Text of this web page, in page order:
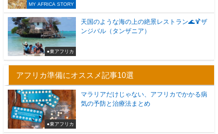
MY AFRICA STORY
●東アフリカ
天国のような海の上の絶景レストラン🌊🍹ザ
ンジバル（タンザニア）
アフリカ準備にオススメ記事10選
●東アフリカ
マラリアだけじゃない、アフリカでかかる病
気の予防と治療法まとめ